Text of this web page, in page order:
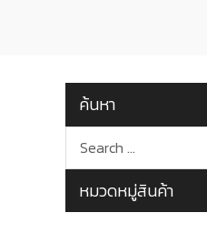
ค้นหา
หมวดหมู่สินค้า